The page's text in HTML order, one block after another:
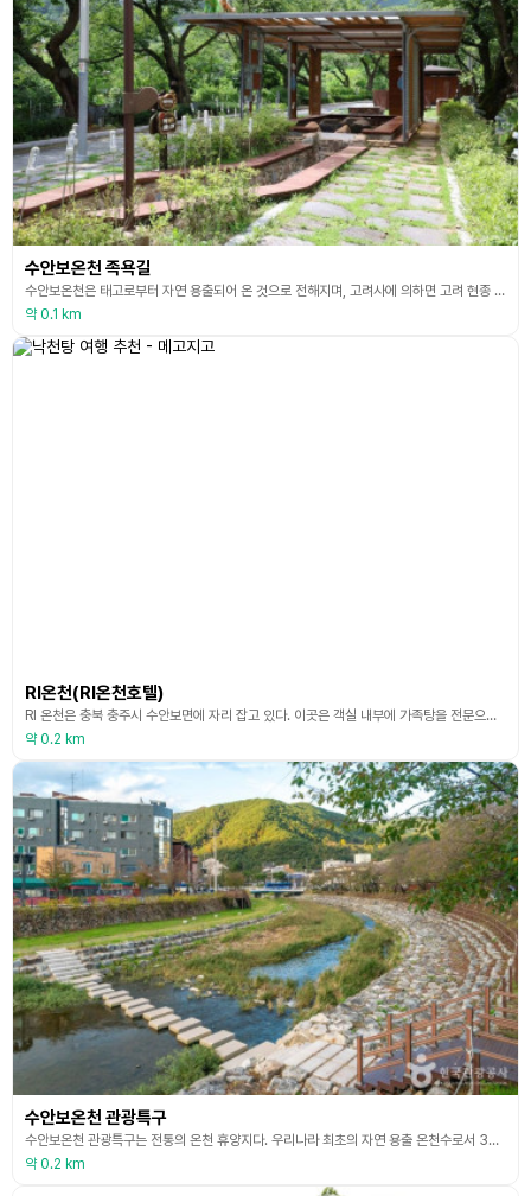
수안보온천 족욕길
수안보온천은 태고로부터 자연 용출되어 온 것으로 전해지며, 고려사에 의하면 고려 현종 9년 당시에도 존재했고, 조선왕조실록에 의하면 태조 이성계가 악성피부병 치료를 위해 수안보 온천을 이용할 정도로 유서 깊은 온천이다. 국내에서 유일하게 온천수를 중앙 집중관리 방식으로 충주시에서 관리하며, 온천자원 보전에 주력하여 인체에 유익한 각종 무기질을 함유한 양질의 온천수라는 평가를 받고 있다. 수안보 온천수는 지하 250m에서 용출되는 약알카리성 온천으로 칼슘
약 0.1 km
RI온천(RI온천호텔)
RI 온천은 충북 충주시 수안보면에 자리 잡고 있다. 이곳은 객실 내부에 가족탕을 전문으로 운영하는 온천이다. 이 덕분에 프라이빗하게 온천을 즐길 수 있다. RI 온천은 괴산 IC와 수안보시외버스터미널과 가까운 거리에 있다. RI 온천 호텔은 원형 욕조와 히노끼(편백나무) 탕 두 가지 버전으로 방이 준비되어 있다. 원형 욕조는 고급 월풀 욕조이며 호텔의 온천수 역시 객실까지 순수 천연 욕조수를 직수로 공급하고 있다. 대대적인 리모델링을 하여 내부가 깔끔
약 0.2 km
수안보온천 관광특구
수안보온천 관광특구는 전통의 온천 휴양지다. 우리나라 최초의 자연 용출 온천수로서 3만 년 전부터 있었다고 전해지며 그 효능 역시 잘 알려져 있다. 지하 250m에서 용출되는 온천은 약알칼리성이다. 충주시가 직접 관리하는 온천수에는 인체에 유익한 원적외선뿐 아니라 각종 광물질이 포함되어 있다. 그래서인지 예부터 수안보온천은 질병을 치료하고 휴양할 목적으로 많은 사람들이 찾아들었다. 수안보온천의 중심지에 물탕공원이 자리하고 있다. 공원에는 온천수가 흐르는
약 0.2 km